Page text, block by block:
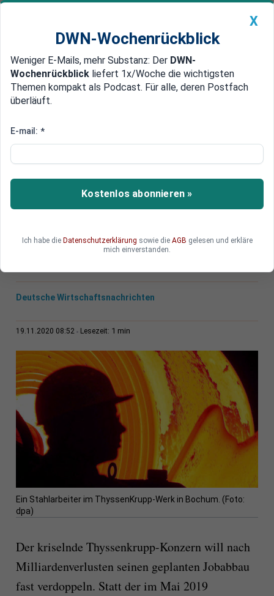
Newsticker MEIN DWN: Geldanlage Premium
Edelmetalle DWN-Magazin China
Thyssenkrupp weitet nach
aus
Der kriselnde Thyssenkrupp-Konzern muss
zusätzlich zum geplanten Jobabbau weitere
Kündigungen sind nicht mehr ausgeschlossen.
Deutsche Wirtschaftsnachrichten
19.11.2020 08:52 Lesezeit: 1 min
Ein Stahlarbeiter im ThyssenKrupp-Werk in Bochum. (Foto:
dpa)
Der kriselnde Thyssenkrupp-Konzern will nach
Milliardenverlusten seinen geplanten Jobabbau
fast verdoppeln. Statt der im Mai 2019
X
DWN-Wochenrückblick
Weniger E-Mails, mehr Substanz: Der DWN-
Wochenrückblick liefert 1x/Woche die wichtigsten
Themen kompakt als Podcast. Für alle, deren Postfach
überläuft.
E-mail: *
Kostenlos abonnieren »
Ich habe die Datenschutzerklärung sowie die AGB gelesen und erkläre
mich einverstanden.